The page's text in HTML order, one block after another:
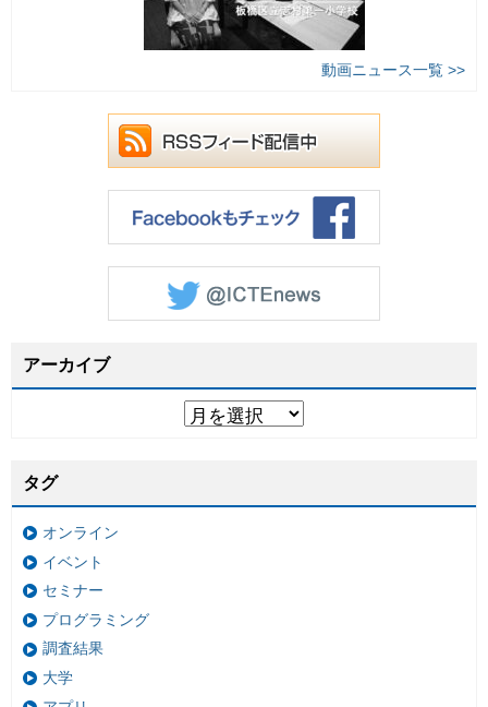
動画ニュース一覧 >>
アーカイブ
タグ
オンライン
イベント
セミナー
プログラミング
調査結果
大学